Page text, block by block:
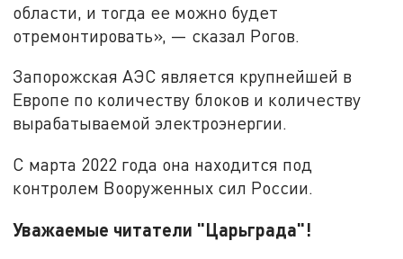
области, и тогда ее можно будет
отремонтировать», — сказал Рогов.
Запорожская АЭС является крупнейшей в
Европе по количеству блоков и количеству
вырабатываемой электроэнергии.
С марта 2022 года она находится под
контролем Вооруженных сил России.
Уважаемые читатели "Царьграда"!